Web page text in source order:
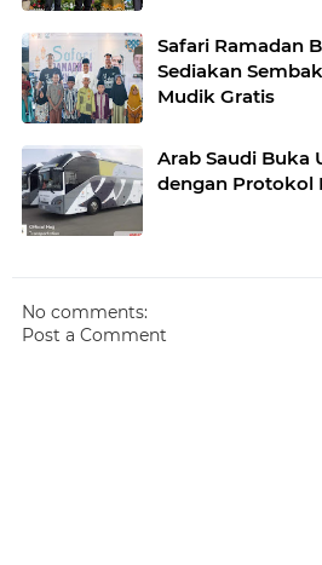
Safari Ramadan
Sediakan
Mudik Gratis
Arab Saudi Buka
dengan Protokol
No comments:
Post a Comment